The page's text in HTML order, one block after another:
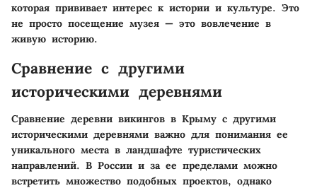
которая прививает интерес к истории и культуре. Это
не просто посещение музея — это вовлечение в
живую историю.
Сравнение с другими
историческими деревнями
Сравнение деревни викингов в Крыму с другими
историческими деревнями важно для понимания ее
уникального места в ландшафте туристических
направлений. В России и за ее пределами можно
встретить множество подобных проектов, однако